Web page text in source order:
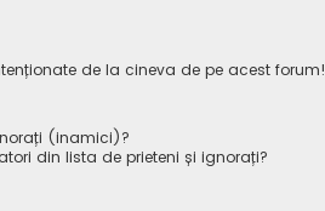
de la cineva de pe acest forum!
(inamici)?
din lista de prieteni și ignorați?